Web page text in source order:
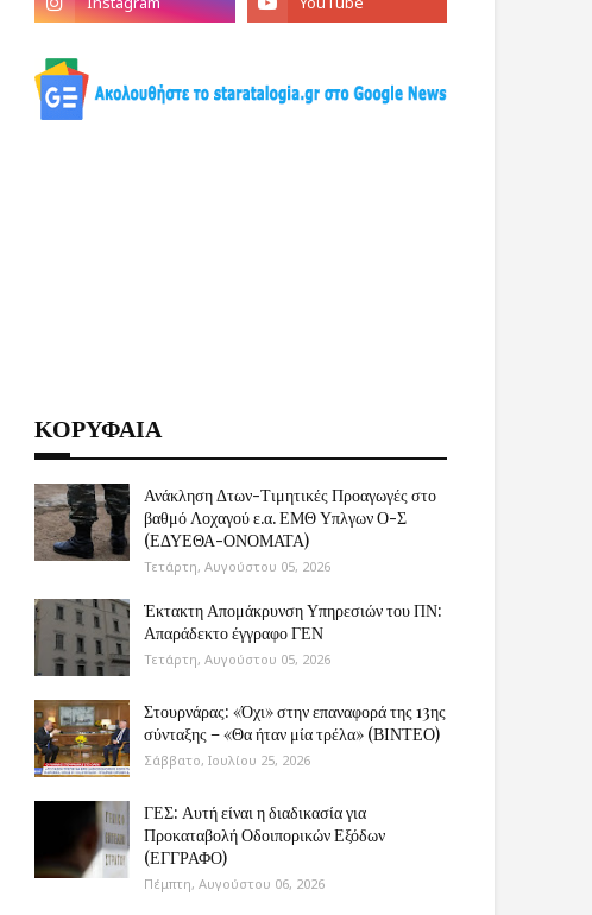
ΚΟΡΥΦΑΙΑ
Ανάκληση Δτων-Τιμητικές Προαγωγές στο
βαθμό Λοχαγού ε.α. ΕΜΘ Υπλγων Ο-Σ
(ΕΔΥΕΘΑ-ΟΝΟΜΑΤΑ)
Τετάρτη, Αυγούστου 05, 2026
Έκτακτη Απομάκρυνση Υπηρεσιών του ΠΝ:
Απαράδεκτο έγγραφο ΓΕΝ
Τετάρτη, Αυγούστου 05, 2026
Στουρνάρας: «Όχι» στην επαναφορά της 13ης
σύνταξης – «Θα ήταν μία τρέλα» (ΒΙΝΤΕΟ)
Σάββατο, Ιουλίου 25, 2026
ΓΕΣ: Αυτή είναι η διαδικασία για
Προκαταβολή Οδοιπορικών Εξόδων
(ΕΓΓΡΑΦΟ)
Πέμπτη, Αυγούστου 06, 2026